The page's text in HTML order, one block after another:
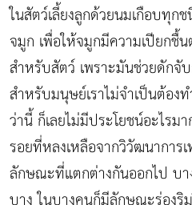
ในสัตว์เลี้ยงลูกด้วยนมเกือบทุก
จมูก เพื่อให้จมูกมีความเปียกชื้
สำหรับสัตว์ เพราะมันช่วยดัก
สำหรับมนุษย์เราไม่จำเป็นต้อง
ว่านี้ ก็เลยไม่มีประโยชน์อะไรม
รอยที่หลงเหลือจากวิวัฒนากา
ลักษณะที่แตกต่างกันออกไป บ